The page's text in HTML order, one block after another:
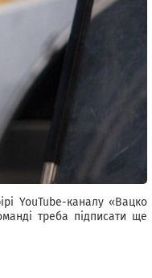
YouTube-каналу «Вацко
треба підписати ще